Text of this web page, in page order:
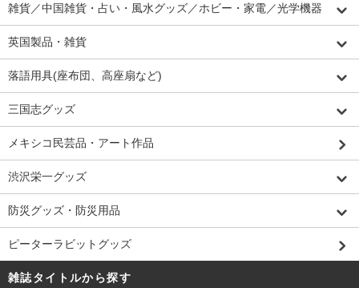
雑貨／中国雑貨・占い・風水グッズ／ホビー・家電／光学機器
英国製品・雑貨
落語用具(座布団、高座扇など)
三国志グッズ
メキシコ民芸品・アート作品
渋沢栄一グッズ
防災グッズ・防災用品
ピーターラビットグッズ
雑誌タイトルから探す